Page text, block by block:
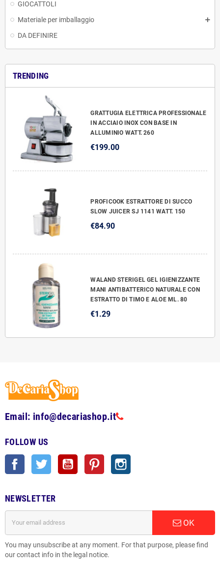
GIOCATTOLI
Materiale per imballaggio
DA DEFINIRE
TRENDING
GRATTUGIA ELETTRICA PROFESSIONALE
IN ACCIAIO INOX CON BASE IN
ALLUMINIO WATT. 260
€199.00
PROFICOOK ESTRATTORE DI SUCCO
SLOW JUICER SJ 1141 WATT. 150
€84.90
WALAND STERIGEL GEL IGIENIZZANTE
MANI ANTIBATTERICO NATURALE CON
ESTRATTO DI TIMO E ALOE ML. 80
€1.29
Email: info@decariashop.it
FOLLOW US
Facebook Twitter YouTube Pinterest
NEWSLETTER
OK
You may unsubscribe at any moment. For that purpose, please find
our contact info in the legal notice.